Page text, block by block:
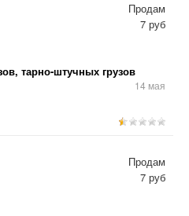
тарно-штучных грузов
14 мая
Продам
7 руб
Продам
7 руб